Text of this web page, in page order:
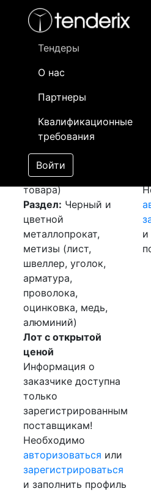
Тендеры
О нас
Партнеры
Квалификационные
требования
Войти
- активный лот
- сохраненный лот (не
Закупка: Шина
медная
[Завершен]
Победитель выбран
Лот №:1899
АУКЦИОН (покупка
товара)
Раздел: Черный и
цветной
металлопрокат,
метизы (лист,
швеллер, уголок,
арматура,
проволока,
оцинковка, медь,
алюминий)
Лот с открытой
ценой
Информация о
заказчике доступна
только
зарегистрированным
поставщикам!
Необходимо
авторизоваться или
зарегистрироваться
и заполнить профиль
и